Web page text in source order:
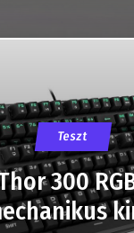
Teszt
300